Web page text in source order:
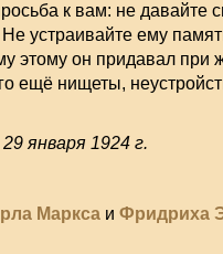
к вам: не давайте
устраивайте ему
этому он придавал при
ещё нищеты,
января 1924 г.
Маркса и Фридриха